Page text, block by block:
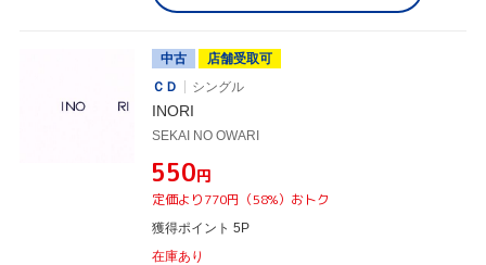
中古
店舗受取可
ＣＤ
シングル
INORI
SEKAI NO OWARI
¥550円
定価より770円（58%）おトク
獲得ポイント 5P
在庫あり